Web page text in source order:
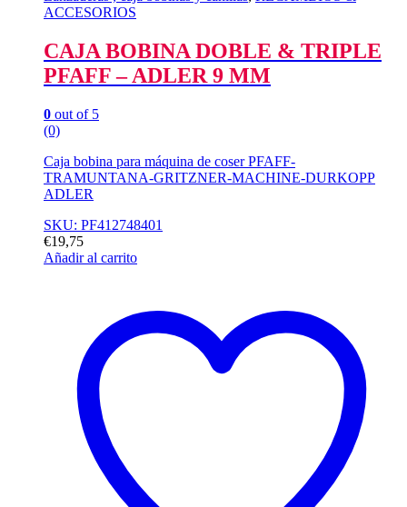
ACCESORIOS
CAJA BOBINA DOBLE & TRIPLE
PFAFF – ADLER 9 MM
0 out of 5
(0)
Caja bobina para máquina de coser PFAFF-
TRAMUNTANA-GRITZNER-MACHINE-DURKOPP
ADLER
SKU: PF412748401
€19,75
Añadir al carrito